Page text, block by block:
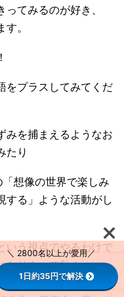
てみるのが好き、
。
をプラスしてみてくだ
みを捕まえるようなお
たり
想像の世界で楽しみ
する」ような活動がし
いう視点でやるわけで
なりきって動くのが大
ことに楽しく触れて
＼ 2800名以上が愛用／
1日約35円で解決